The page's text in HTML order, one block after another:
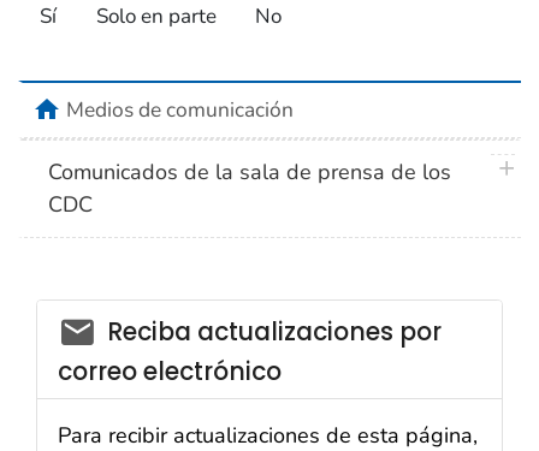
Sí Solo en parte No
homeMedios de comunicación
Comunicados de la sala de prensa de los
CDC
Reciba actualizaciones por
correo electrónico
Para recibir actualizaciones de esta página,